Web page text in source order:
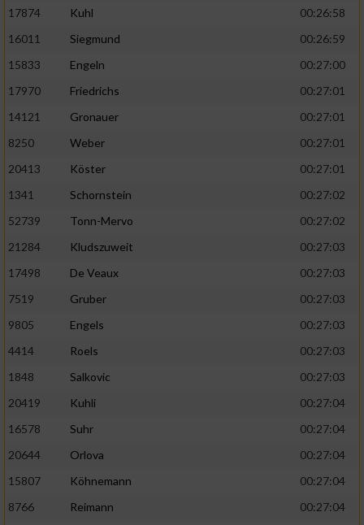
17874
Kuhl
00:26:58
16011
Siegmund
00:26:59
15833
Engeln
00:27:00
17970
Friedrichs
00:27:01
14121
Gronauer
00:27:01
8250
Weber
00:27:01
20413
Köster
00:27:01
1341
Schornstein
00:27:02
52739
Tonn-Mervo
00:27:02
21284
Kludszuweit
00:27:03
17498
De Veaux
00:27:03
7519
Gruber
00:27:03
9805
Engels
00:27:03
4414
Roels
00:27:03
1848
Salkovic
00:27:03
20419
Kuhli
00:27:04
16578
Suhr
00:27:04
20644
Orlova
00:27:04
15807
Köhnemann
00:27:04
8766
Reimann
00:27:04